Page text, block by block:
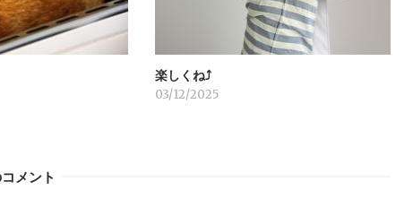
楽しくね⤴︎
03/12/2025
メント